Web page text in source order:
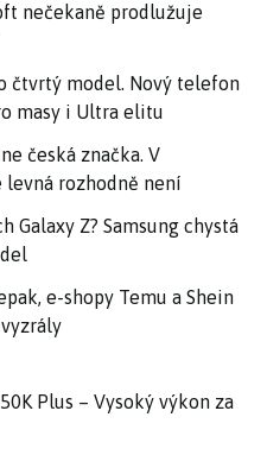
nečekaně prodlužuje
čtvrtý model. Nový telefon
masy i Ultra elitu
česká značka. V
rozhodně není
Galaxy Z? Samsung chystá
e-shopy Temu a Shein
Plus – Vysoký výkon za